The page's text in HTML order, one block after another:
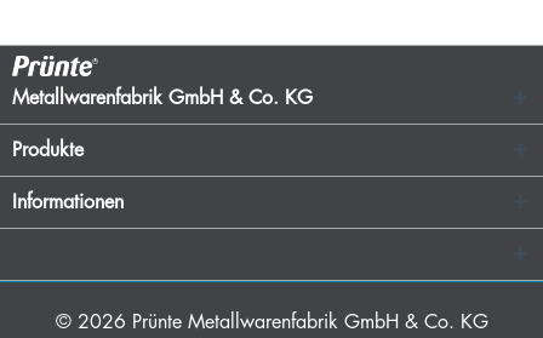
Metallwarenfabrik GmbH & Co. KG
Produkte
Informationen
© 2026 Prünte Metallwarenfabrik GmbH & Co. KG